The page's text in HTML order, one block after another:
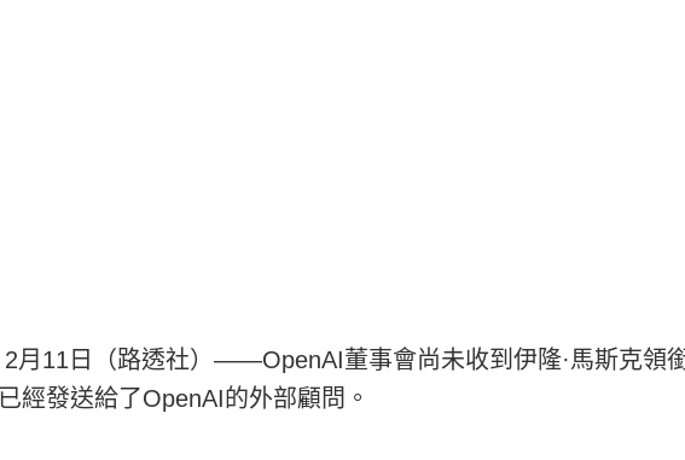
月11日（路透社）——OpenAI董事會尚未收到伊隆·馬斯克領
經發送給了OpenAI的外部顧問。